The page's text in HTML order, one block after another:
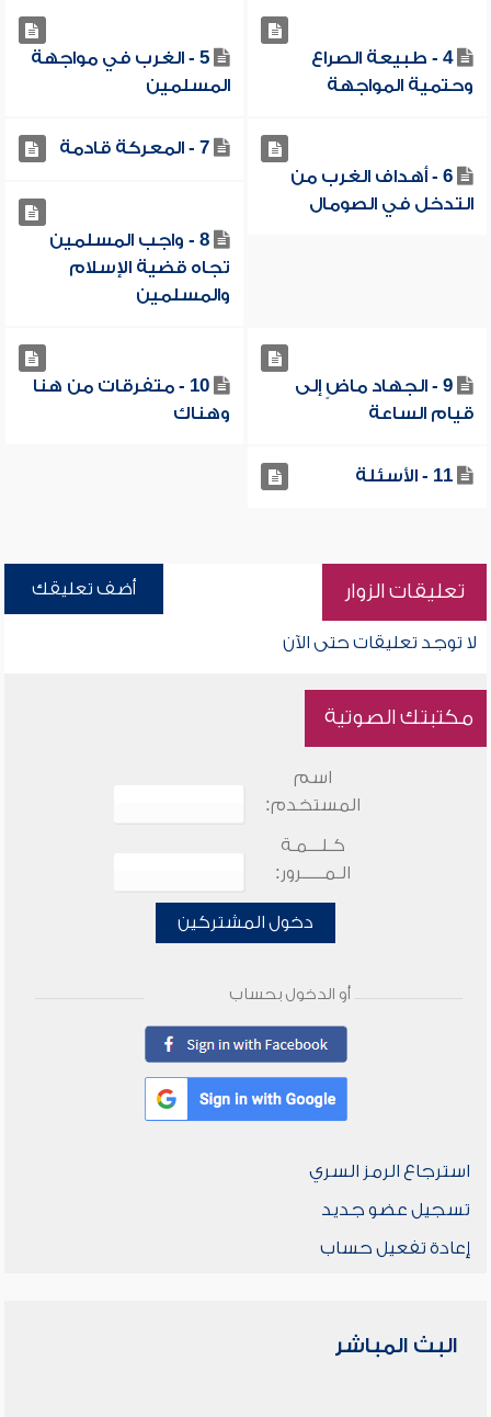
4 - طبيعة الصراع
وحتمية المواجهة
5 - الغرب في مواجهة
المسلمين
6 - أهداف الغرب من
التدخل في الصومال
7 - المعركة قادمة
8 - واجب المسلمين
تجاه قضية الإسلام
والمسلمين
9 - الجهاد ماضٍ إلى
قيام الساعة
10 - متفرقات من هنا
وهناك
11 - الأسئلة
تعليقات الزوار أضف تعليقك
لا توجد تعليقات حتى الآن
مكتبتك الصوتية
اسم
المستخدم:
كـلـــمـة
الـمـــــرور:
دخول المشتركين
أو الدخول بحساب
استرجاع الرمز السري
تسجيل عضو جديد
إعادة تفعيل حساب
البث المباشر